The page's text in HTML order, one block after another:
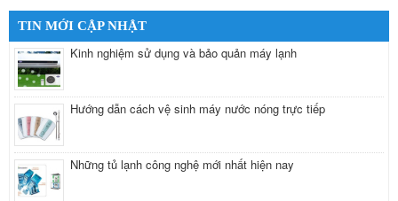
TIN MỚI CẬP NHẬT
Kinh nghiệm sử dụng và bảo quản máy lạnh
Hướng dẫn cách vệ sinh máy nước nóng trực tiếp
Những tủ lạnh công nghệ mới nhất hiện nay